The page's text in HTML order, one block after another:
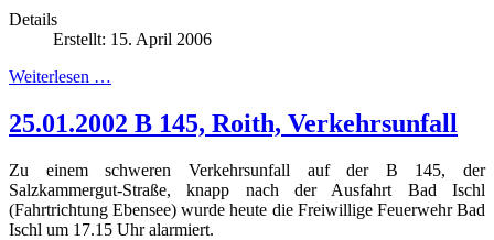
Details
Erstellt: 15. April 2006
Weiterlesen …
25.01.2002 B 145, Roith, Verkehrsunfall
Zu einem schweren Verkehrsunfall auf der B 145, der
Salzkammergut-Straße, knapp nach der Ausfahrt Bad Ischl
(Fahrtrichtung Ebensee) wurde heute die Freiwillige Feuerwehr Bad
Ischl um 17.15 Uhr alarmiert.